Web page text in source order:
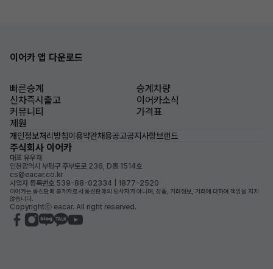
이어카 앱 다운로드
빠른승계
승계차량
신차즉시출고
이어카소식
커뮤니티
가격표
제원
개인정보처리방침이용약관채용공고공지사항브랜드
주식회사 이어카
대표 유우재
인천광역시 부평구 주부토로 236, D동 1514호
cs@eacar.co.kr
사업자 등록번호 539-88-02334 | 1877-2520
이어카는 통신판매 중개자로서 통신판매의 당사자가 아니며, 상품, 거래정보, 거래에 대하여 책임을 지지
않습니다.
Copyrightⓒ eacar. All right reserved.